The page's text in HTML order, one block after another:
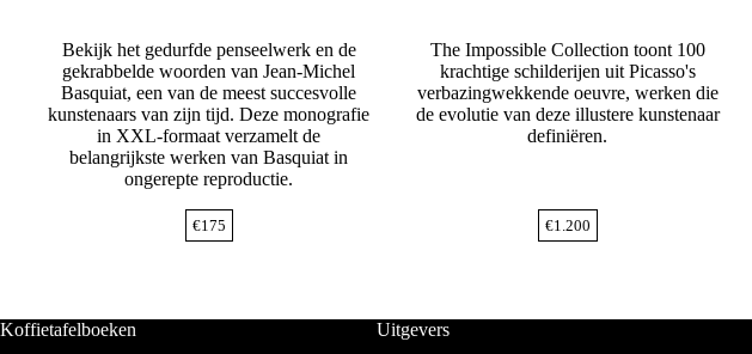
Bekijk het gedurfde penseelwerk en de
gekrabbelde woorden van Jean-Michel
Basquiat, een van de meest succesvolle
kunstenaars van zijn tijd. Deze monografie
in XXL-formaat verzamelt de
belangrijkste werken van Basquiat in
ongerepte reproductie.
€175
The Impossible Collection toont 100
krachtige schilderijen uit Picasso's
verbazingwekkende oeuvre, werken die
de evolutie van deze illustere kunstenaar
definiëren.
€1.200
Koffietafelboeken Uitgevers